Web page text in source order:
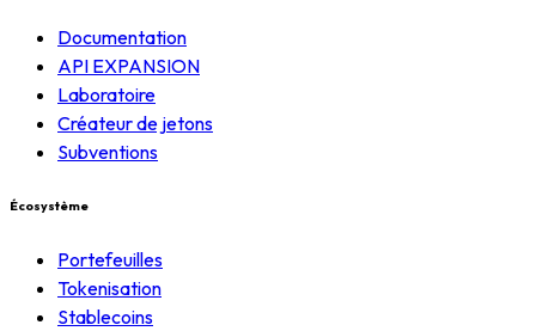
Documentation
API EXPANSION
Laboratoire
Créateur de jetons
Subventions
Écosystème
Portefeuilles
Tokenisation
Stablecoins